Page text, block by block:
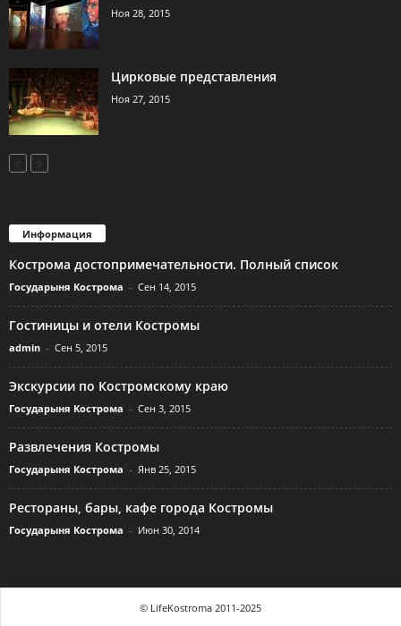
Ноя 28, 2015
Цирковые представления
Ноя 27, 2015
Информация
Кострома достопримечательности. Полный список
Государыня Кострома - Сен 14, 2015
Гостиницы и отели Костромы
admin - Сен 5, 2015
Экскурсии по Костромскому краю
Государыня Кострома - Сен 3, 2015
Развлечения Костромы
Государыня Кострома - Янв 25, 2015
Рестораны, бары, кафе города Костромы
Государыня Кострома - Июн 30, 2014
© LifeKostroma 2011-2025